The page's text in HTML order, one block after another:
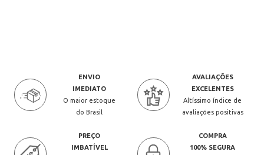
ENVIO
IMEDIATO
O maior estoque
do Brasil
AVALIAÇÕES
EXCELENTES
Altíssimo índice de
avaliações positivas
PREÇO
IMBATÍVEL
COMPRA
100% SEGURA